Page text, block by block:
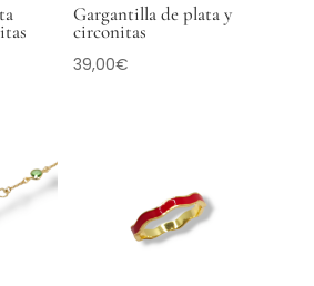
Gargantilla de plata y
circonitas
39,00€